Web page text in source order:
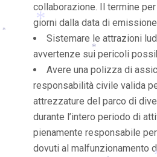
collaborazione. Il termine
giorni dalla data di
Sistemare le attrazioni
avvertenze sui pericoli
Avere una polizza di
responsabilità civile valida
attrezzature del parco di
durante l’intero periodo di
pienamente responsabile
dovuti al malfunzionamento
* *